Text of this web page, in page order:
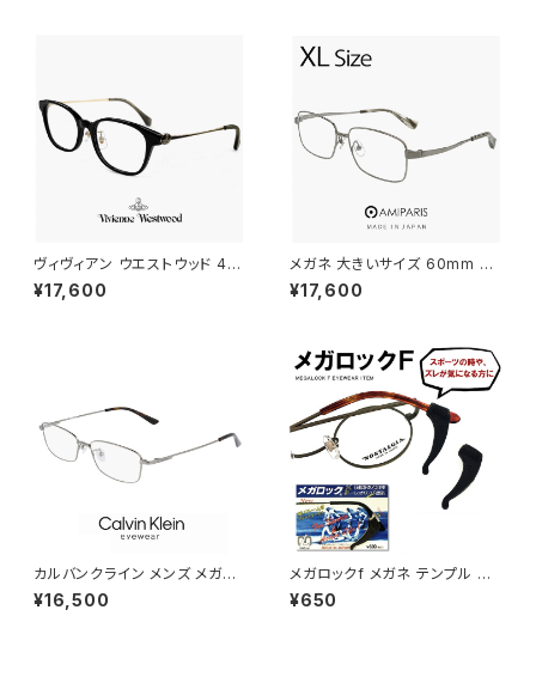
ヴィヴィアン ウエストウッド 40-
0042 c03 レディース メガネ V
ivienne Westwood 眼鏡 40
¥17,600
メガネ 大きいサイズ 60mm nt
-6002-15 日本製 AMIPARIS
メンズ 眼鏡 XLサイズ ビッグ フ
スクエア型 銀縁 ガンメタル
¥17,600
カルバンクライン メンズ メガネ
ck21114a-008 calvin klein
眼鏡 ck21114a めがね カルバ
¥16,500
メガロックf メガネ テンプル 調
整 アジャスター 眼鏡 ずり 落ち
防止 固定 めがね ズレ防止
¥650